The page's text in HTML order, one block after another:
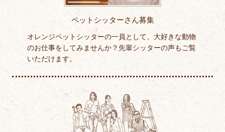
ペットシッターさん募集
オレンジペットシッターの一員として、大好きな動物
のお仕事をしてみませんか？先輩シッターの声もご覧
いただけます。